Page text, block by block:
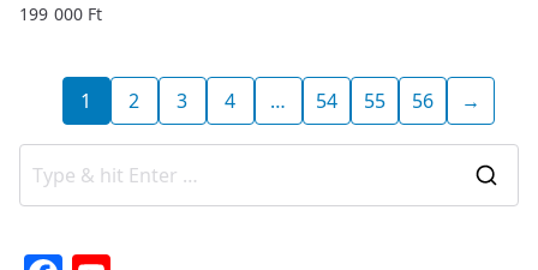
199 000 Ft
1 2 3 4 … 54 55 56 →